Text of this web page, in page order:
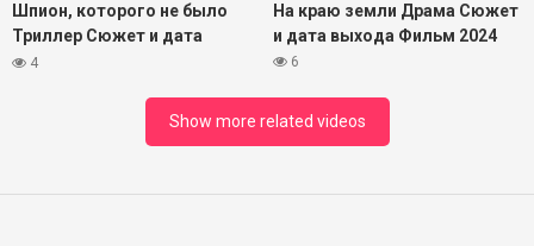
Шпион, которого не было
Триллер Сюжет и дата
выхода Фильм 2024
4
На краю земли Драма Сюжет
и дата выхода Фильм 2024
6
Show more related videos